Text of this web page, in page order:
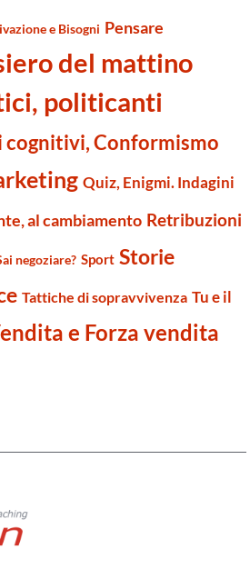
e Bisogni Pensare
del mattino
politicanti
cognitivi, Conformismo
Quiz, Enigmi. Indagini
al cambiamento Retribuzioni
negoziare? Sport Storie
Tattiche di sopravvivenza Tu e il
e Forza vendita